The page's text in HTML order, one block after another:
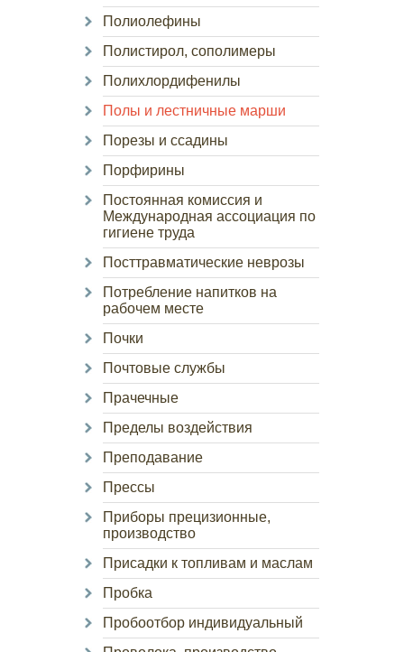
Полиолефины
Полистирол, сополимеры
Полихлордифенилы
Полы и лестничные марши
Порезы и ссадины
Порфирины
Постоянная комиссия и
Международная ассоциация по
гигиене труда
Посттравматические неврозы
Потребление напитков на
рабочем месте
Почки
Почтовые службы
Прачечные
Пределы воздействия
Преподавание
Прессы
Приборы прецизионные,
производство
Присадки к топливам и маслам
Пробка
Пробоотбор индивидуальный